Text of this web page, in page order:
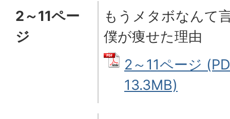
2～11ペー
ジ
もうメタボなんて
僕が痩せた理由
2～11ページ
13.3MB)